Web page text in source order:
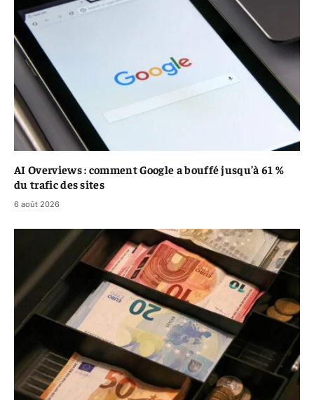
AI Overviews : comment Google a bouffé jusqu’à 61 %
du trafic des sites
6 août 2026